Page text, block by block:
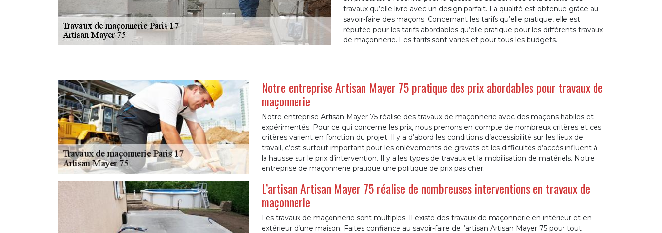
travaux qu’elle livre avec un design parfait. La qualité est obtenue grâce au
savoir-faire des maçons. Concernant les tarifs qu’elle pratique, elle est
réputée pour les tarifs abordables qu’elle pratique pour les différents travaux
de maçonnerie. Les tarifs sont variés et pour tous les budgets.
Notre entreprise Artisan Mayer 75 pratique des prix abordables pour travaux de
maçonnerie
Notre entreprise Artisan Mayer 75 réalise des travaux de maçonnerie avec des maçons habiles et
expérimentés. Pour ce qui concerne les prix, nous prenons en compte de nombreux critères et ces
critères varient en fonction du projet. Il y a d’abord les conditions d’accessibilité sur les lieux de
travail, c’est surtout important pour les enlèvements de gravats et les difficultés d’accès influent à
la hausse sur le prix d’intervention. Il y a les types de travaux et la mobilisation de matériels. Notre
entreprise de maçonnerie pratique une politique de prix pas cher.
L’artisan Artisan Mayer 75 réalise de nombreuses interventions en travaux de
maçonnerie
Les travaux de maçonnerie sont multiples. Il existe des travaux de maçonnerie en intérieur et en
extérieur d’une maison. Faites confiance au savoir-faire de l’artisan Artisan Mayer 75 pour tout